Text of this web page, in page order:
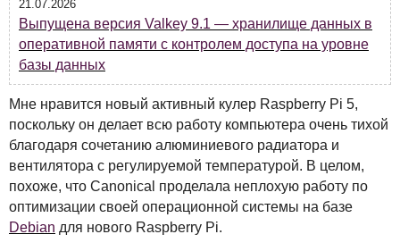
21.07.2026
Выпущена версия Valkey 9.1 — хранилище данных в
оперативной памяти с контролем доступа на уровне
базы данных
Мне нравится новый активный кулер Raspberry Pi 5,
поскольку он делает всю работу компьютера очень тихой
благодаря сочетанию алюминиевого радиатора и
вентилятора с регулируемой температурой. В целом,
похоже, что Canonical проделала неплохую работу по
оптимизации своей операционной системы на базе
Debian для нового Raspberry Pi.